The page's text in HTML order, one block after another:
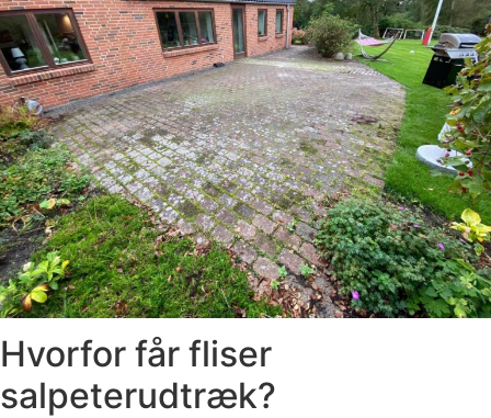
Hvorfor får fliser
salpeterudtræk?